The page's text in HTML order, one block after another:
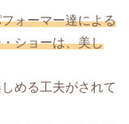
ォーマー達による
ショーは、美し
める工夫がされて